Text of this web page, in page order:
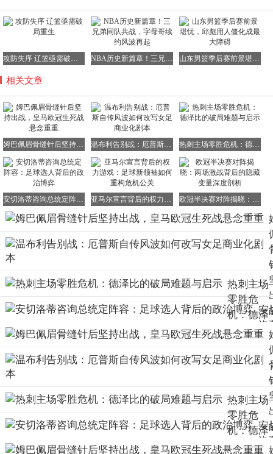
避，那么他的活动空间将被大大压缩；如果他选择硬扛，那
么伤口将成为对手攻击的靶子。
【核心看点五】皇马赛季的缩影
皇马本赛季的医疗室从未空闲过。库尔图瓦、米利唐、阿拉
断啃噬着皇马的阵容深度，逼得核心球员不得不带伤硬撑。
这并非皇马一家的困境。在欧冠淘汰赛阶段，带伤首发已经
成为了一种常态。FIFA病毒、密集的赛程以及商业赛的挤
压，将球员的身体逼到了极限。
实战观察
周三凌晨的比赛，我们有两个关键的观察点：姆巴佩是首发
还是替补，以及他在开场15分钟内的对抗选择。如果安切洛
蒂选择让他先坐在板凳上，那么说明医疗组有所保留；如果
他首发后主动回避头球，那么说明疼痛或心理阴影确实存
在。
皇马的欧冠命运，如今系在了一个缝过针的眉骨上。这种剧
情，或许不会出现在弗洛伦蒂诺的账本里，但一定会深深烙
印在球迷的肾上腺素中。
攻防失序 辽篮亟需破局重生 NBA历史新篇章！三兄弟同队共战，字母哥续约风波再起 山东男篮季后赛前景堪忧，邱彪用人僵化成最大障碍
相关文章
姆巴佩眉骨缝针后坚持出战，皇马欧冠生死战悬念重重 温布利告别战：厄普斯自传风波如何改写女足商业化剧本 热刺主场零胜危机：德泽比的破局难题与启示
安切洛蒂咨询总统定阵容：足球选人背后的政治博弈 亚马尔宣言背后的权力游戏：足球新领袖如何重构危机公关 欧冠半决赛对阵揭晓：两场激战背后的隐藏变量深度剖析
热刺主场
零胜危
机：德泽
比的破局
示
安
洛
咨
总
足
背
的
热刺主场
零胜危
机：德泽
比的破局
安
洛